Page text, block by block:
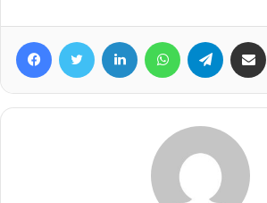
FacebookTwitter Linkedin WhatsAppTelegram